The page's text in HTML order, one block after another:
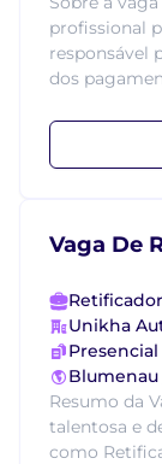
profissional
responsável
dos
Vaga De
Retificador
Unikha
Presencial
Blumenau
Resumo da
talentosa e
como